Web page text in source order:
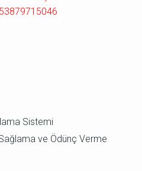
Sistemi
ve Ödünç Verme